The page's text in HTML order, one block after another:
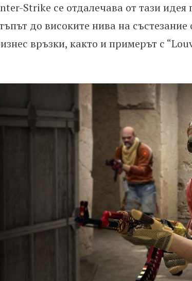
Strike се отдалечава от тази идея
до високите нива на
връзки, както и примерът с